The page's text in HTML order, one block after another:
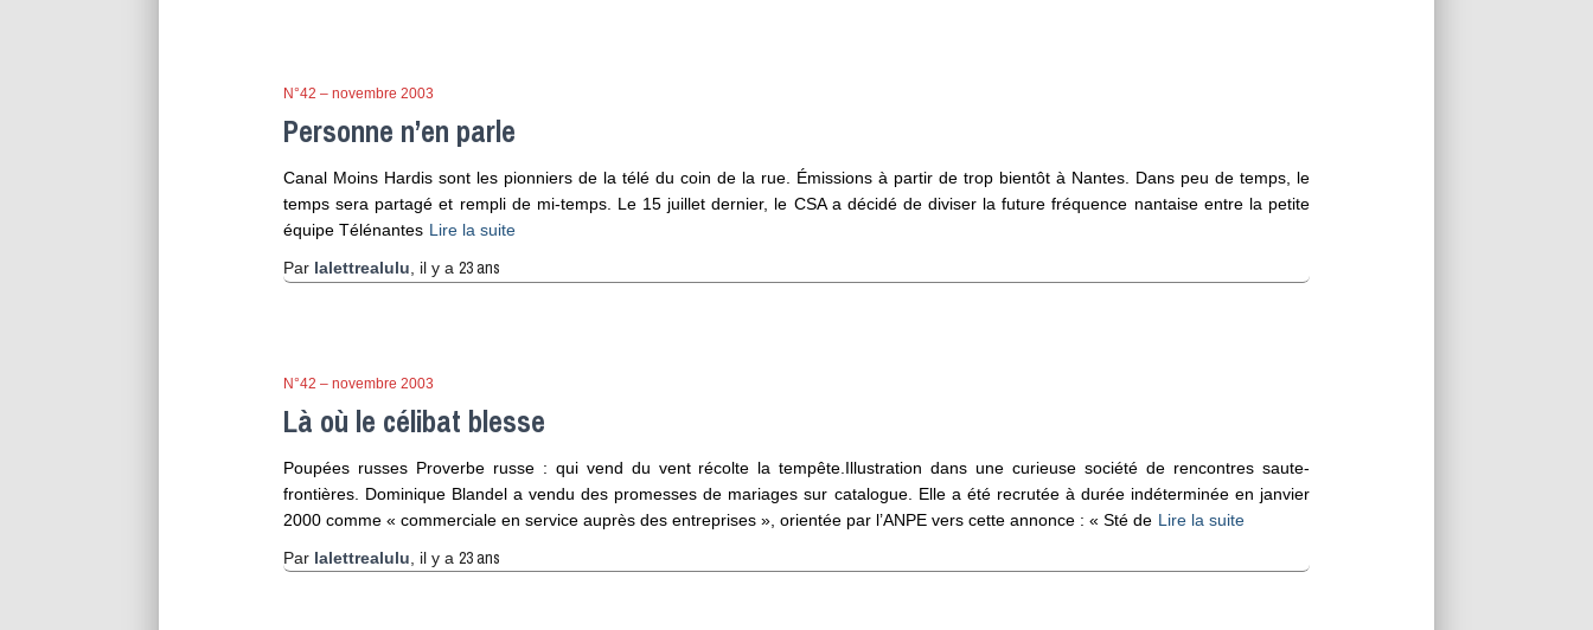
N°42 – novembre 2003
Personne n’en parle
Canal Moins Hardis sont les pionniers de la télé du coin de la rue. Émissions à partir de trop bientôt à Nantes. Dans peu de temps, le
temps sera partagé et rempli de mi-temps. Le 15 juillet dernier, le CSA a décidé de diviser la future fréquence nantaise entre la petite
équipe Télénantes Lire la suite
Par lalettrealulu, il y a 23 ans
N°42 – novembre 2003
Là où le célibat blesse
Poupées russes Proverbe russe : qui vend du vent récolte la tempête.Illustration dans une curieuse société de rencontres saute-
frontières. Dominique Blandel a vendu des promesses de mariages sur catalogue. Elle a été recrutée à durée indéterminée en janvier
2000 comme « commerciale en service auprès des entreprises », orientée par l’ANPE vers cette annonce : « Sté de Lire la suite
Par lalettrealulu , il y a 23 ans